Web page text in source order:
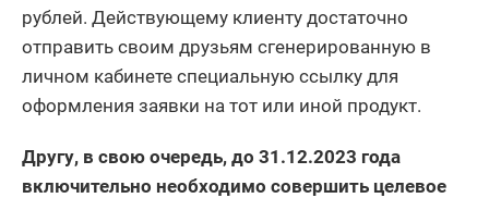
рублей. Действующему клиенту достаточно
отправить своим друзьям сгенерированную в
личном кабинете специальную ссылку для
оформления заявки на тот или иной продукт.
Другу, в свою очередь, до 31.12.2023 года
включительно необходимо совершить целевое